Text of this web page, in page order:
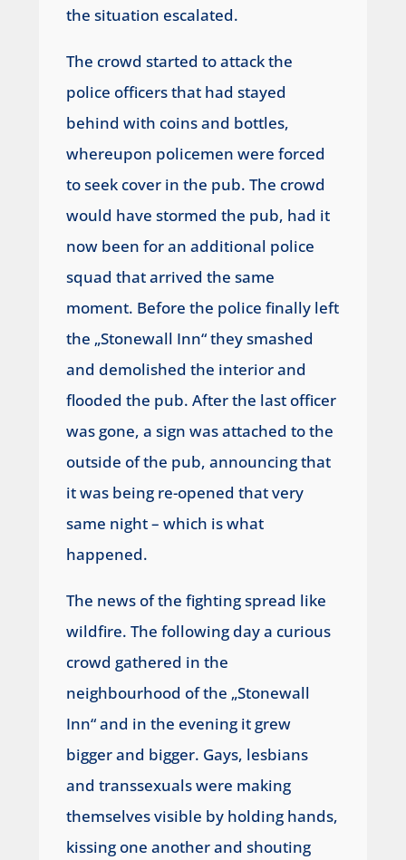
the situation escalated.
The crowd started to attack the
police officers that had stayed
behind with coins and bottles,
whereupon policemen were forced
to seek cover in the pub. The crowd
would have stormed the pub, had it
now been for an additional police
squad that arrived the same
moment. Before the police finally left
the „Stonewall Inn“ they smashed
and demolished the interior and
flooded the pub. After the last officer
was gone, a sign was attached to the
outside of the pub, announcing that
it was being re-opened that very
same night – which is what
happened.
The news of the fighting spread like
wildfire. The following day a curious
crowd gathered in the
neighbourhood of the „Stonewall
Inn“ and in the evening it grew
bigger and bigger. Gays, lesbians
and transsexuals were making
themselves visible by holding hands,
kissing one another and shouting